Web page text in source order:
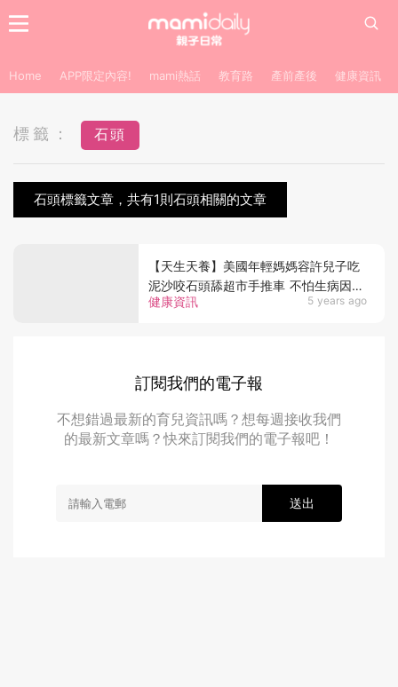
Home APP限定內容! mami熱話 教育路 產前產後 健康資訊
標籤： 石頭
石頭標籤文章，共有1則石頭相關的文章
健康資訊 5 years ago
【天生天養】美國年輕媽媽容許兒子吃
泥沙咬石頭舔超市手推車 不怕生病因堅
信母乳是良藥
訂閱我們的電子報
不想錯過最新的育兒資訊嗎？想每週接收我們
的最新文章嗎？快來訂閱我們的電子報吧！
送出